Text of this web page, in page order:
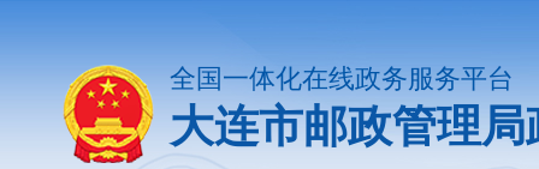
全国一体化在线政务服务平台
大连市邮政管理